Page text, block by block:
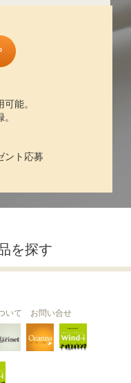
能。
ント応募
を探す
Clarinet
いて お問い合せ